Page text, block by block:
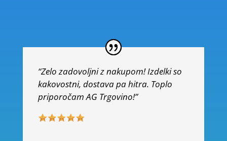
“Zelo zadovoljni z nakupom! Izdelki so
kakovostni, dostava pa hitra. Toplo
priporočam AG Trgovino!”